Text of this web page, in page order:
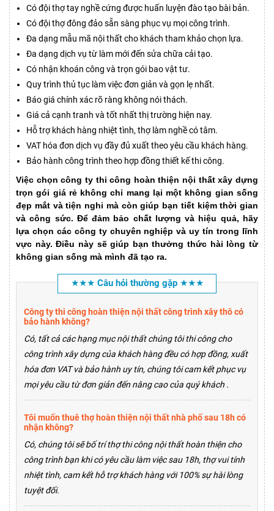
Có đội thợ tay nghề cứng được huấn luyện đào tạo bài bản.
Có đội thợ đông đảo sẵn sàng phục vụ mọi công trình.
Đa dạng mẫu mã nội thất cho khách tham khảo chọn lựa.
Đa dạng dịch vụ từ làm mới đến sửa chữa cải tạo.
Có nhận khoán công và trọn gói bao vật tư.
Quy trình thủ tục làm việc đơn giản và gọn lẹ nhất.
Báo giá chính xác rõ ràng không nói thách.
Giá cả cạnh tranh và tốt nhất thị trường hiện nay.
Hỗ trợ khách hàng nhiệt tình, thợ làm nghề có tâm.
VAT hóa đơn dịch vụ đầy đủ xuất theo yêu cầu khách hàng.
Bảo hành công trình theo hợp đồng thiết kế thi công.
Việc chọncông ty thi công hoàn thiện nội thất xây dựng
trọn gói giá rẻkhông chỉ mang lại một không gian sống
đẹp mắt và tiện nghi mà còn giúp bạn tiết kiệm thời gian
và công sức. Để đảm bảo chất lượng và hiệu quả, hãy
lựa chọn các công ty chuyên nghiệp và uy tín trong lĩnh
vực này. Điều này sẽ giúp bạn thưởng thức hài lòng từ
không gian sống mà mình đã tạo ra.
★★★ Câu hỏi thường gặp ★★★
Công ty thi công hoàn thiện nội thất công trình xây thô có
bảo hành không?
Có, tất cả các hạng mục nội thất chúng tôi thi công cho
công trình xây dựng của khách hàng đều có hợp đồng, xuất
hóa đơn VAT và bảo hành uy tín, chúng tôi cam kết phục vụ
mọi yêu cầu từ đơn giản đến nâng cao của quý khách .
Tôi muốn thuê thợ hoàn thiện nội thất nhà phố sau 18h có
nhận không?
Có, chúng tôi sẽ bố trí thợ thi công nội thất hoàn thiện cho
công trình bạn khi có yêu cầu làm việc sau 18h, thợ vui tính
nhiệt tình, cam kết hỗ trợ khách hàng với 100% sự hài lòng
tuyệt đối.